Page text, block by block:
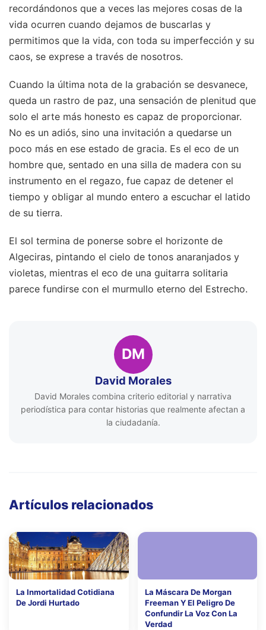
recordándonos que a veces las mejores cosas de la
vida ocurren cuando dejamos de buscarlas y
permitimos que la vida, con toda su imperfección y su
caos, se exprese a través de nosotros.
Cuando la última nota de la grabación se desvanece,
queda un rastro de paz, una sensación de plenitud que
solo el arte más honesto es capaz de proporcionar.
No es un adiós, sino una invitación a quedarse un
poco más en ese estado de gracia. Es el eco de un
hombre que, sentado en una silla de madera con su
instrumento en el regazo, fue capaz de detener el
tiempo y obligar al mundo entero a escuchar el latido
de su tierra.
El sol termina de ponerse sobre el horizonte de
Algeciras, pintando el cielo de tonos anaranjados y
violetas, mientras el eco de una guitarra solitaria
parece fundirse con el murmullo eterno del Estrecho.
DM
David Morales
David Morales combina criterio editorial y narrativa
periodística para contar historias que realmente afectan a
la ciudadanía.
Artículos relacionados
La Inmortalidad Cotidiana
De Jordi Hurtado
La Máscara De Morgan
Freeman Y El Peligro De
Confundir La Voz Con La
Verdad